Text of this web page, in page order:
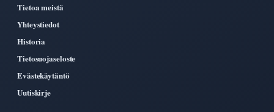
Tietoa meistä
Yhteystiedot
Historia
Tietosuojaseloste
Evästekäytäntö
Uutiskirje